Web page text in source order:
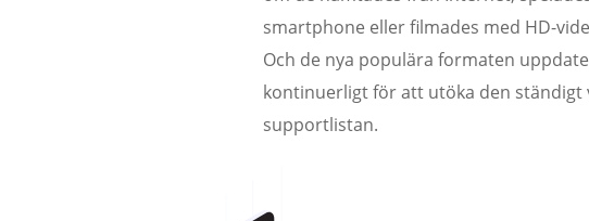
smartphone eller filmades med HD-
Och de nya populära formaten
kontinuerligt för att utöka den ständigt
supportlistan.